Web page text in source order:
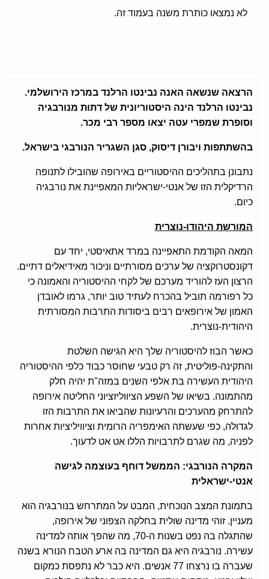
לא נמצאו כותרת משנה בעמוד זה.
הרצאה שנשאה האנה נבינטו הרלנד במרכז הירושלמי.
נבינטו הרלנד הינה היסטוריונית של דתות מנורבגיה
וסופרת שמפרי עטה יצאו מספר רבי מכר.
בהשתתפות ויבורן דיסוק, סגן השגריר הנורבגי בישראל.
נתבונן בתהליכים ההיסטוריים באירופה שהובילו לתנופה
הרדיקלית הזו של אנטי-ישראליות המאפיינת את נורבגיה
כיום.
המורשת היהודו-נוצרית
המאה הקודמת התאפיינה במרד אתאיסטי, יחד עם
דקונסטרוקציה של ערכים מסורתיים וניכור מאידיאלים דתיים.
הרצון העז להוריד מערכם של לקחי ההיסטוריה והאמונה כי
כל רפורמה תוביל בהכרח לעתיד טוב יותר, גרמו לאובדן
האמון של אירופאים רבים ביסודות התרבות המסורתית
היהודית-נוצרית.
כאשר הבוז להיסטוריה שלך היא הגישה השלטת
והתקינה-פוליטית, זה רק טבעי שחוסר כבוד כלפי ההיסטוריה
היהודית העשירה בת אלפי השנים במזה"ת יהיה חלק
מהתמונה. בשיאו של השפע הציווליזציוני החליטה אירופה
להתרחק מהערכים והרעיונות שהביאו את התרבות הזו
לגדולה, כפי שעשתה האימפריה הרומית וציוויליציות אחרות
לפניה, מה שגרם לתרבויות הללו אט אט לדעוך.
המקרה הנורבגי: הממשל דוחף בעוצמה לגישה
אנטי-ישראלית
בתמונת המצב הנוכחית, המבט על המתרחש בנורבגיה הוא
מעניין. זוהי מדינה שולית בחלקה הצפוני של אירופה,
שהתגלה בה נפט בשנות ה-70, מה שהפך אותה למדינה
עשירה. נורבגיה היא גם המדינה בה ארע הטבח הנורא בשנה
שעברה בו נרצחו 77 אנשים. היא כבר לא נתפסת כמקום